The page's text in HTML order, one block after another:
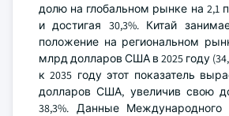
долю на глобальном рынке на 2,1
и достигая 30,3%. Китай
положение на региональном
млрд долларов США в 2025 году
к 2035 году этот показатель
долларов США, увеличив свою
38,3%. Данные Международного